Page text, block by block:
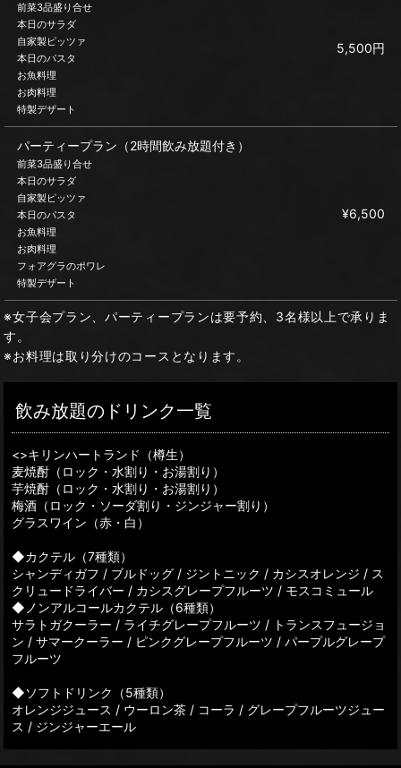
前菜3品盛り合せ
本日のサラダ
自家製ピッツァ
本日のパスタ
お魚料理
お肉料理
特製デザート
5,500円
パーティープラン（2時間飲み放題付き）
前菜3品盛り合せ
本日のサラダ
自家製ピッツァ
本日のパスタ
お魚料理
お肉料理
フォアグラのポワレ
特製デザート
¥6,500
※女子会プラン、パーティープランは要予約、3名様以上で承りま
す。
※お料理は取り分けのコースとなります。
飲み放題のドリンク一覧
<>キリンハートランド（樽生）
麦焼酎（ロック・水割り・お湯割り）
芋焼酎（ロック・水割り・お湯割り）
梅酒（ロック・ソーダ割り・ジンジャー割り）
グラスワイン（赤・白）
◆カクテル（7種類）
シャンディガフ / ブルドッグ / ジントニック / カシスオレンジ / ス
クリュードライバー / カシスグレープフルーツ / モスコミュール
◆ノンアルコールカクテル（6種類）
サラトガクーラー / ライチグレープフルーツ / トランスフュージョ
ン / サマークーラー / ピンクグレープフルーツ / パープルグレープ
フルーツ
◆ソフトドリンク（5種類）
オレンジジュース / ウーロン茶 / コーラ / グレープフルーツジュー
ス / ジンジャーエール